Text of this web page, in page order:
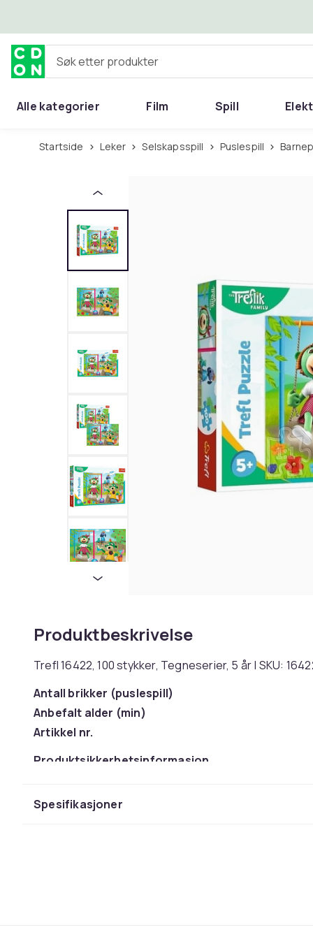
Søk etter produkter
Alle kategorier Film Spill
Startside Leker Selskapsspill Puslespill
Produktbeskrivelse
Trefl 16422, 100 stykker, Tegneserier, 5 år | SKU:
Antall brikker (puslespill)
Anbefalt alder (min)
Artikkel nr.
Produktsikkerhetsinformasjon
Spesifikasjoner